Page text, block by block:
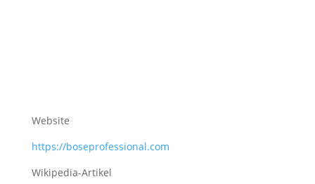
Website
https://boseprofessional.com
Wikipedia-Artikel